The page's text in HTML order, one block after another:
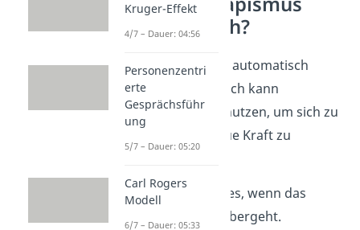
problematisch?
Eskapismus ist nicht automatisch
schlecht. Jeder Mensch kann
Eskapismus positiv nutzen, um sich zu
entspannen und neue Kraft zu
Problematisch wird es, wenn das
übergeht.
Kruger-Effekt
4/7 – Dauer: 04:56
Personenzentri
erte
Gesprächsführ
ung
5/7 – Dauer: 05:20
Carl Rogers
Modell
6/7 – Dauer: 05:33